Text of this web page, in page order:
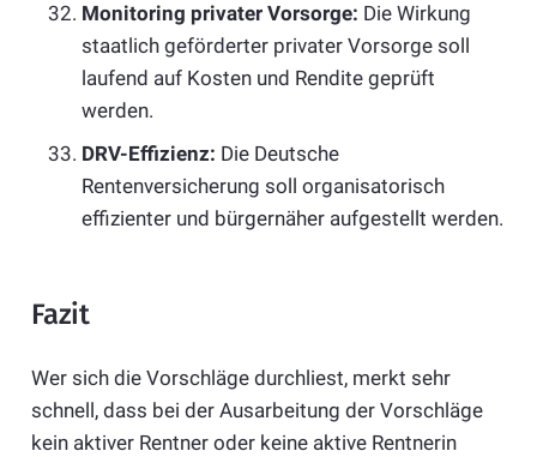
Monitoring privater Vorsorge: Die Wirkung
staatlich geförderter privater Vorsorge soll
laufend auf Kosten und Rendite geprüft
werden.
DRV-Effizienz: Die Deutsche
Rentenversicherung soll organisatorisch
effizienter und bürgernäher aufgestellt werden.
Fazit
Wer sich die Vorschläge durchliest, merkt sehr
schnell, dass bei der Ausarbeitung der Vorschläge
kein aktiver Rentner oder keine aktive Rentnerin